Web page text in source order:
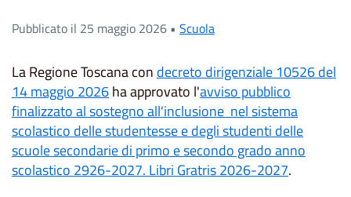
Pubblicato il 25 maggio 2026 • Scuola
La Regione Toscana con decreto dirigenziale 10526 del
14 maggio 2026ha approvato l'avviso pubblico
finalizzato al sostegno all'inclusione nel sistema
scolastico delle studentesse e degli studenti delle
scuole secondarie di primo e secondo grado anno
scolastico 2926-2027. Libri Gratris 2026-2027.